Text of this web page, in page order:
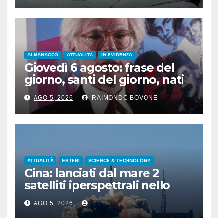
ALMANACCO ATTUALITÀ IN EVIDENZA
Giovedì 6 agosto: frase del
giorno, santi del giorno, nati
famosi, accadde oggi
AGO 5, 2026 RAIMONDO BOVONE
ATTUALITÀ ESTERI SCIENCE & TECHNOLOGY
Cina: lanciati dal mare 2
satelliti iperspettrali nello
Shandong
AGO 5, 2026